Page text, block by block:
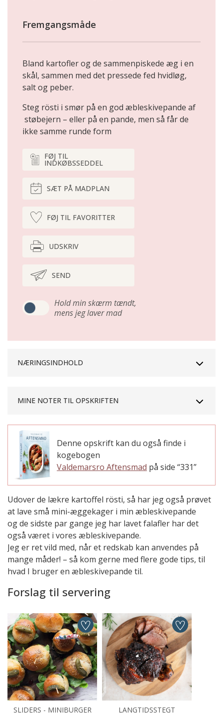
Fremgangsmåde
Bland kartofler og de sammenpiskede æg i en
skål, sammen med det pressede fed hvidløg,
salt og peber.
Steg rösti i smør på en god æbleskivepande af
støbejern – eller på en pande, men så får de
ikke samme runde form
FØJ TIL
INDKØBSSEDDEL
SÆT PÅ MADPLAN
FØJ TIL FAVORITTER
UDSKRIV
SEND
Hold min skærm tændt,
mens jeg laver mad
NÆRINGSINDHOLD
MINE NOTER TIL OPSKRIFTEN
Denne opskrift kan du også finde i
kogebogen
Valdemarsro Aftensmad på side “331”
Udover de lækre kartoffel rösti, så har jeg også prøvet
at lave små mini-æggekager i min æbleskivepande
og de sidste par gange jeg har lavet falafler har det
også været i vores æbleskivepande.
Jeg er ret vild med, når et redskab kan anvendes på
mange måder! – så kom gerne med flere gode tips, til
hvad I bruger en æbleskivepande til.
Forslag til servering
SLIDERS - MINIBURGER LANGTIDSSTEGT